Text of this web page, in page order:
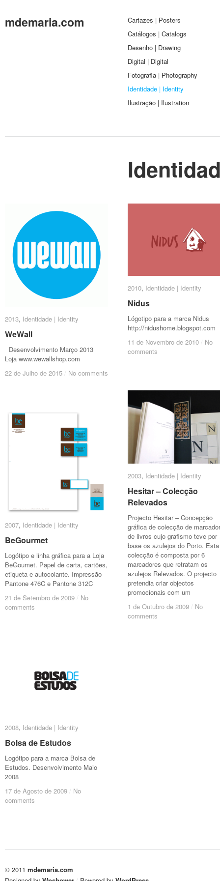
mdemaria.com
Cartazes | Posters
Catálogos | Catalogs
Desenho | Drawing
Digital | Digital
Fotografia | Photography
Identidade | Identity
Ilustração | Ilustration
2013, Identidade | Identity
WeWall
Desenvolvimento Março 2013
Loja www.wewallshop.com
22 de Julho de 2015 / No comments
2013 Identidade | Identity
WeWall
22 de Julho de 2015 / No comments
2010, Identidade | Identity
Nidus
Lógotipo para a marca Nidus
http://nidushome.blogspot.com
11 de Novembro de 2010 / No
comments
2010 Identidade | Identity
Nidus
11 de Novembro de 2010 / No
comments
2003, Identidade | Identity
Hesitar – Colecção
Relevados
Projecto Hesitar – Concepção
gráfica de colecção de
de livros cujo grafismo teve por
base os azulejos do Porto. Esta
colecção é composta por 6
marcadores que retratam os
azulejos Relevados. O projecto
pretendia criar objectos
promocionais com um
1 de Outubro de 2009 / No
comments
2003 Identidade | Identity
Hesitar – Colecção
Relevados
1 de Outubro de 2009 / No
comments
2007, Identidade | Identity
BeGourmet
Logótipo e linha gráfica para a Loja
BeGoumet. Papel de carta, cartões,
etiqueta e autocolante. Impressão
Pantone 476C e Pantone 312C
21 de Setembro de 2009 / No
comments
2007 Identidade | Identity
BeGourmet
21 de Setembro de 2009 / No
comments
2008, Identidade | Identity
Bolsa de Estudos
Logótipo para a marca Bolsa de
Estudos. Desenvolvimento Maio
2008
17 de Agosto de 2009 / No
comments
2008 Identidade | Identity
Bolsa de Estudos
17 de Agosto de 2009 / No
comments
© 2011 mdemaria.com